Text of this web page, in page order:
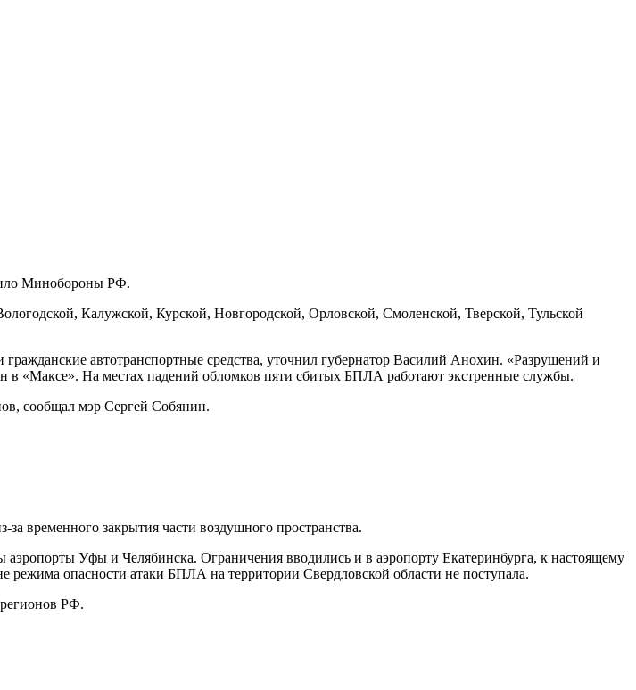
Минобороны РФ.
Калужской, Курской, Новгородской, Орловской, Смоленской, Тверской, Тульской
автотранспортные средства, уточнил губернатор Василий Анохин. «Разрушений и
в «Максе». На местах падений обломков пяти сбитых БПЛА работают экстренные службы.
сообщал мэр Сергей Собянин.
временного закрытия части воздушного пространства.
Уфы и Челябинска. Ограничения вводились и в аэропорту Екатеринбурга, к настоящему
опасности атаки БПЛА на территории Свердловской области не поступала.
РФ.